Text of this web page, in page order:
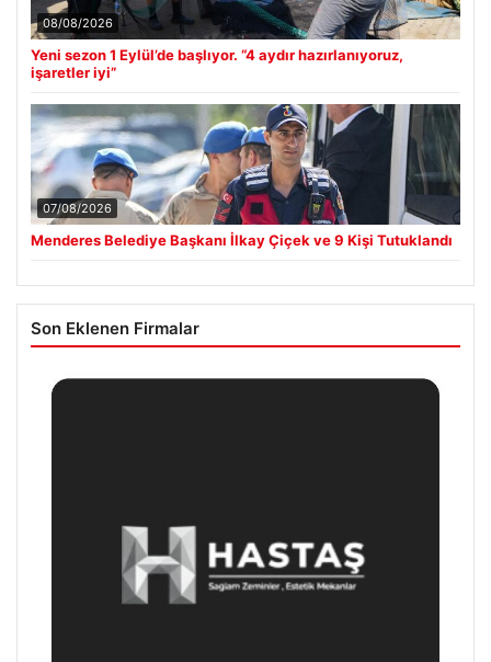
08/08/2026
Yeni sezon 1 Eylül’de başlıyor. “4 aydır hazırlanıyoruz,
işaretler iyi”
07/08/2026
Menderes Belediye Başkanı İlkay Çiçek ve 9 Kişi Tutuklandı
Son Eklenen Firmalar